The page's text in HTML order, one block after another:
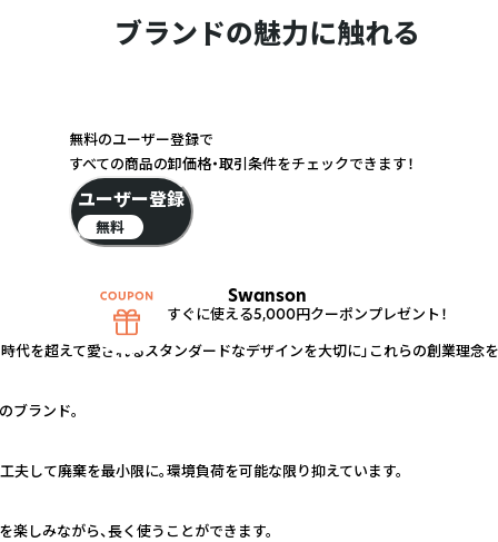
ブランドの魅力に触れる
Swanson
代を超えて愛されるスタンダードなデザインを大切に」――これらの創業理念
ブランド。
夫して廃棄を最小限に。環境負荷を可能な限り抑えています。
しみながら、長く使うことができます。
無料のユーザー登録で
すべての商品の卸価格・取引条件をチェックできます！
ユーザー登録
無料
すぐに使える5,000円クーポンプレゼント！